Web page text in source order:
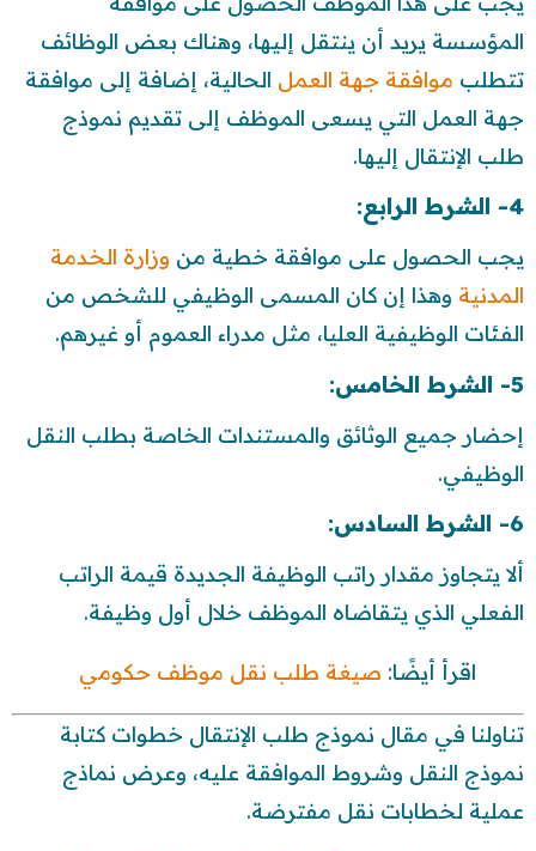
المؤسسة يريد أن ينتقل إليها، وهناك بعض الوظائف
تتطلب موافقة جهة العمل الحالية، إضافة إلى موافقة
جهة العمل التي يسعى الموظف إلى تقديم نموذج
طلب الإنتقال إليها.
4- الشرط الرابع:
يجب الحصول على موافقة خطية من وزارة الخدمة
المدنية وهذا إن كان المسمى الوظيفي للشخص من
الفئات الوظيفية العليا، مثل مدراء العموم أو غيرهم.
5- الشرط الخامس:
إحضار جميع الوثائق والمستندات الخاصة بطلب النقل
الوظيفي.
6- الشرط السادس:
ألا يتجاوز مقدار راتب الوظيفة الجديدة قيمة الراتب
الفعلي الذي يتقاضاه الموظف خلال أول وظيفة.
اقرأ أيضًا: صيغة طلب نقل موظف حكومي
تناولنا في مقال نموذج طلب الإنتقال خطوات كتابة
نموذج النقل وشروط الموافقة عليه، وعرض نماذج
عملية لخطابات نقل مفترضة.